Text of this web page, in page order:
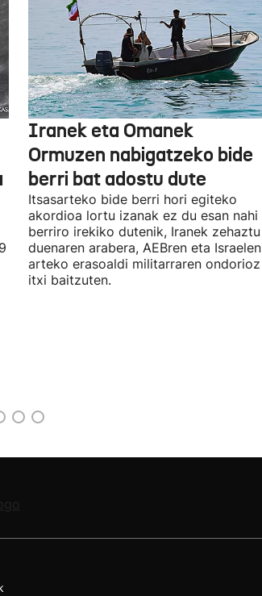
Iranek eta Omanek
Ormuzen nabigatzeko bide
berri bat adostu dute
Itsasarteko bide berri hori egiteko
akordioa lortu izanak ez du esan nahi
berriro irekiko dutenik, Iranek zehaztu
duenaren arabera, AEBren eta Israelen
arteko erasoaldi militarraren ondorioz
itxi baitzuten.